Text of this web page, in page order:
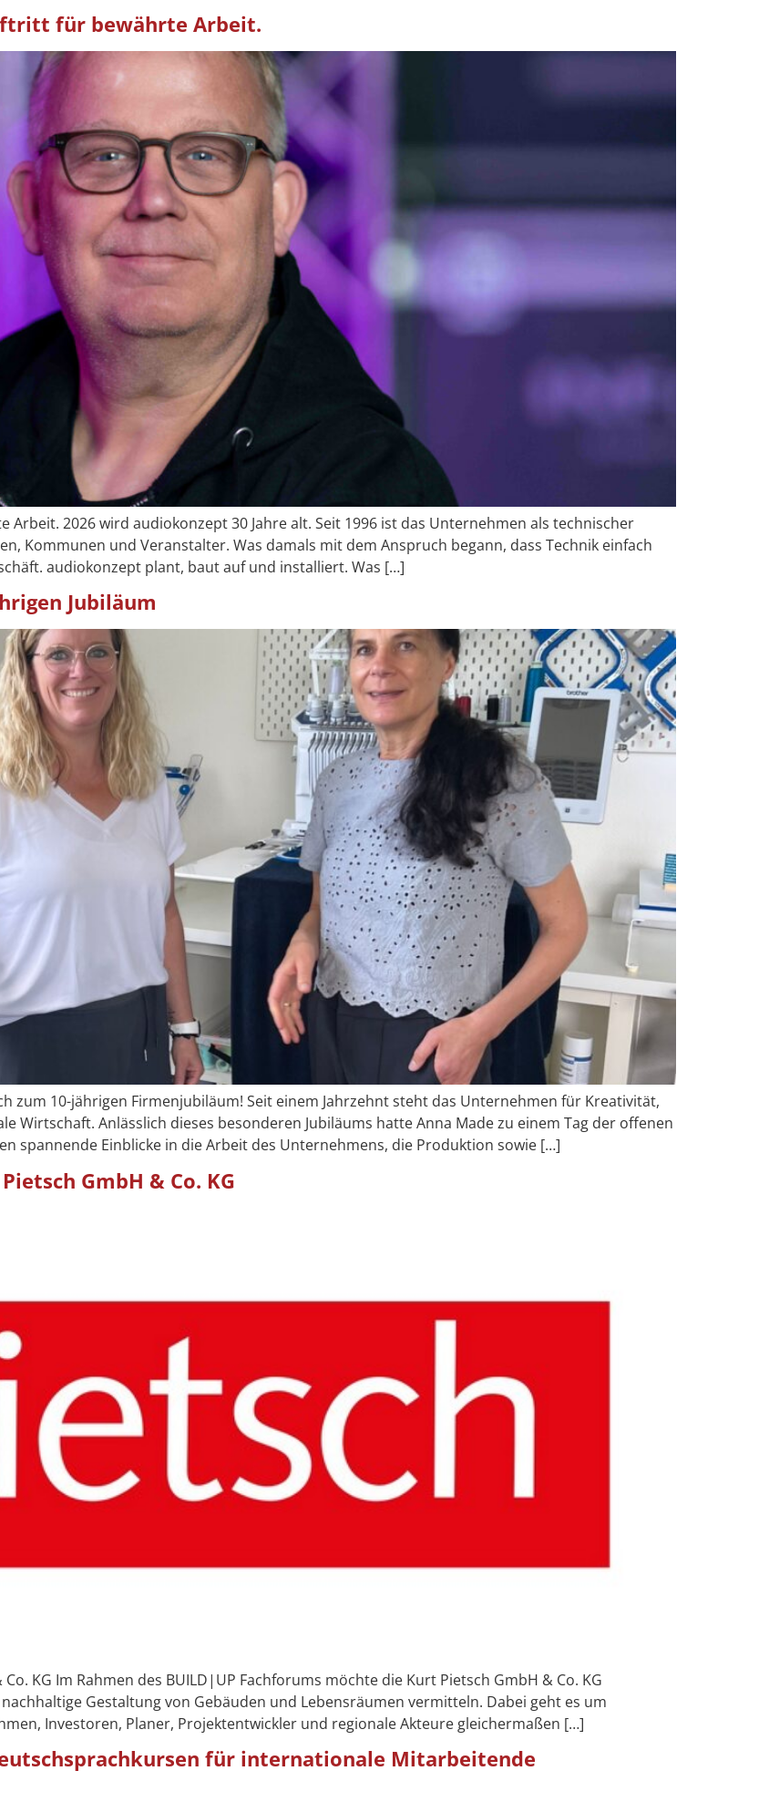
für bewährte Arbeit.
2026 wird audiokonzept 30 Jahre alt. Seit 1996 ist das Unternehmen als technischer
Kommunen und Veranstalter. Was damals mit dem Anspruch begann, dass Technik einfach
audiokonzept plant, baut auf und installiert. Was […]
Jubiläum
zum 10-jährigen Firmenjubiläum! Seit einem Jahrzehnt steht das Unternehmen für Kreativität,
Wirtschaft. Anlässlich dieses besonderen Jubiläums hatte Anna Made zu einem Tag der offenen
spannende Einblicke in die Arbeit des Unternehmens, die Produktion sowie […]
GmbH & Co. KG
KG Im Rahmen des BUILD|UP Fachforums möchte die Kurt Pietsch GmbH & Co. KG
Gestaltung von Gebäuden und Lebensräumen vermitteln. Dabei geht es um
Investoren, Planer, Projektentwickler und regionale Akteure gleichermaßen […]
für internationale Mitarbeitende